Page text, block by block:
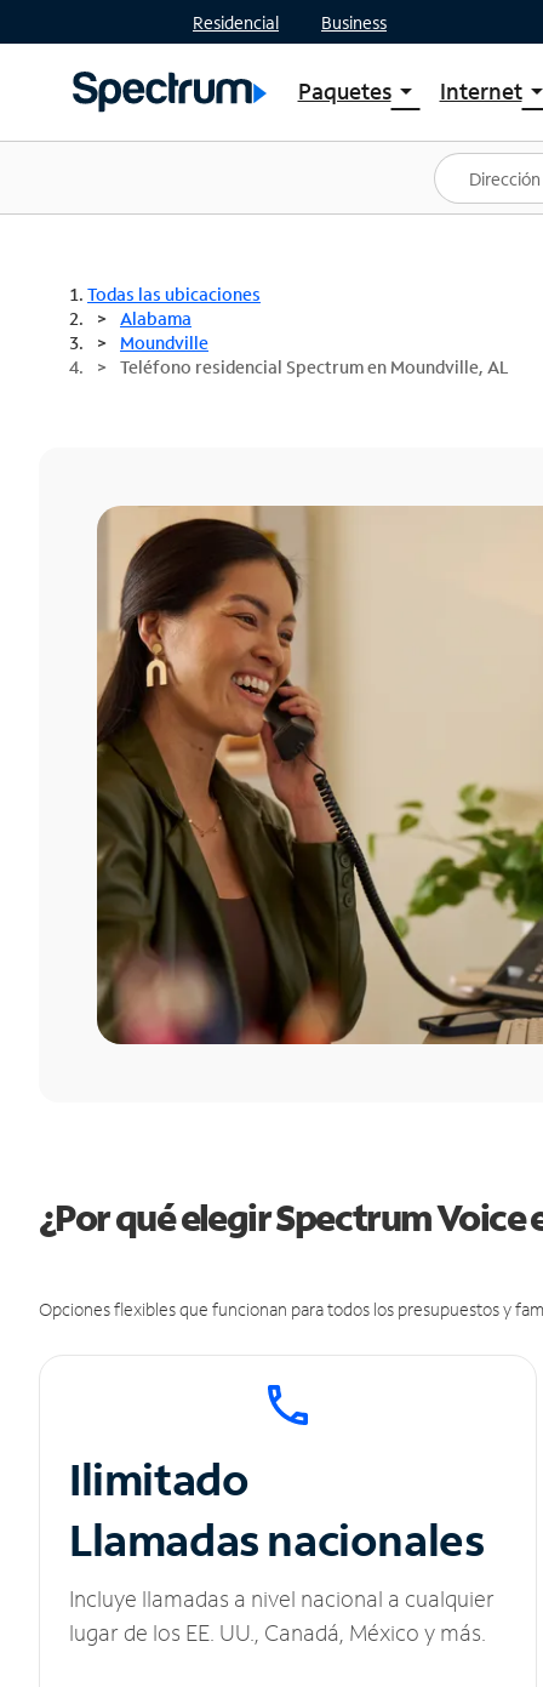
Residencial Business
Paquetesarrow_drop_down
Ver paquetes
Spectrum One
Mejores ofertas
Internet
Todas las ubicaciones
Alabama
Moundville
Teléfono residencial Spectrum en Moundville, AL
¿Por qué elegir Spectrum Voice
Opciones flexibles que funcionan para todos los presupuestos y
Ilimitado
Llamadas nacionales
Incluye llamadas a nivel nacional a cualquier
lugar de los EE. UU., Canadá, México y más.